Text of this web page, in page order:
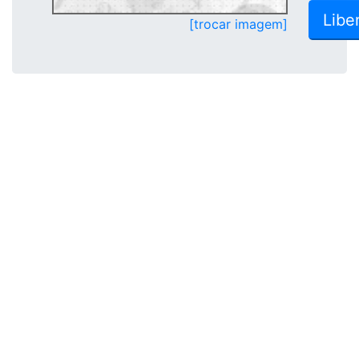
[trocar imagem]